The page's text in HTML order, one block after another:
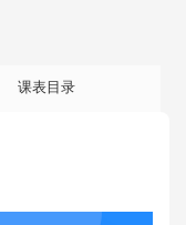
课表目录